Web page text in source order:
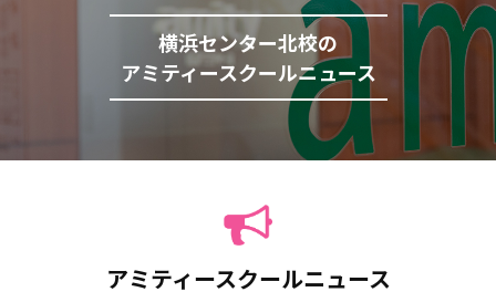
横浜センター北校の
アミティースクールニュース
アミティースクールニュース